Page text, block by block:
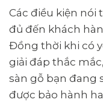
Các điều kiện
đủ đến khách
Đồng thời khi có
giải đáp thắc
sàn gỗ bạn đang
được bảo hành